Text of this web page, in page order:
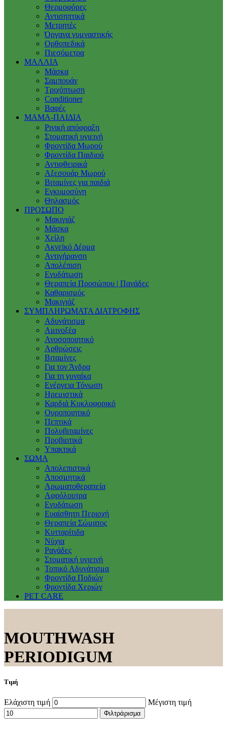
Θερμοφόρες
Αντισηπτικά
Μετρητές
Όργανα γυμναστικής
Ορθοπεδικά
Πιεσόμετρα
ΜΑΛΛΙΑ
Μάσκα
Σαμπουάν
Τριχόπτωση
Conditioner
Βαφές
ΜΑΜΑ-ΠΑΙΔΙΑ
Ρινική απόφραξη
Στοματική υγιεινή
Φροντίδα Μωρού
Φροντίδα Παιδιού
Αντιφθειρικά
Αξεσουάρ Μωρού
Βιταμίνες για παιδιά
Εγκυμοσύνη
Θηλασμός
ΠΡΟΣΩΠΟ
Μακιγιάζ
Μάσκα
Χείλη
Ακνεϊκό Δέρμα
Αντιγήρανση
Απολέπιση
Ενυδάτωση
Θεραπεία Προσώπου | Πανάδες
Καθαρισμός
Μακιγιάζ
ΣΥΜΠΛΗΡΩΜΑΤΑ ΔΙΑΤΡΟΦΗΣ
Αδυνάτισμα
Αμινοξέα
Ανοσοποιητικό
Αρθρώσεις
Βιταμίνες
Για τον Άνδρα
Για τη γυναίκα
Ενέργεια Τόνωση
Ηρεμιστικά
Καρδιά Κυκλοφορικό
Ουροποιητικό
Πεπτικά
Πολυβιταμίνες
Προβιοτικά
Υπακτικά
ΣΩΜΑ
Απολεπιστικά
Αποσμητικά
Αρωματοθεραπεία
Αφρόλουτρα
Ενυδάτωση
Ευαίσθητη Περιοχή
Θεραπεία Σώματος
Κυτταρίτιδα
Νύχια
Ραγάδες
Στοματική υγιεινή
Τοπικό Αδυνάτισμα
Φροντίδα Ποδιών
Φροντίδα Χεριών
PET CARE
MOUTHWASH
PERIODIGUM
Τιμή
Ελάχιστη τιμή Μέγιστη τιμή
Φιλτράρισμα